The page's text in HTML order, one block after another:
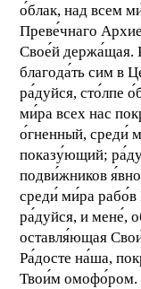
о́блак, над всем
Преве́чнаго
Свое́й держа́щая.
благода́ть сим в
ра́дуйся, сто́лпе
ми́ра всех нас
о́гненный, среди́
показу́ющий;
подви́жников
среди́ ми́ра
ра́дуйся, и мене́,
оставля́ющая
Ра́досте на́ша,
Твои́м омофо́ром.